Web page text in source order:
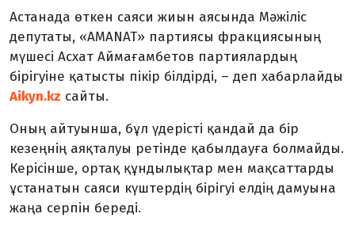
Астанада өткен саяси жиын аясында Мәжіліс
депутаты, «AMANAT» партиясы фракциясының
мүшесі Асхат Аймағамбетов партиялардың
бірігуіне қатысты пікір білдірді, – деп хабарлайды
Aikyn.kz сайты.
Оның айтуынша, бұл үдерісті қандай да бір
кезеңнің аяқталуы ретінде қабылдауға болмайды.
Керісінше, ортақ құндылықтар мен мақсаттарды
ұстанатын саяси күштердің бірігуі елдің дамуына
жаңа серпін береді.